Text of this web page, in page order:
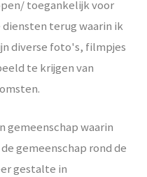
toegankelijk voor
diensten terug waarin ik
diverse foto's, filmpjes
te krijgen van
gemeenschap waarin
gemeenschap rond de
gestalte in